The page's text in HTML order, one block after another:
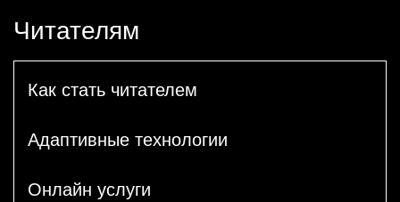
Читателям
Как стать читателем
Адаптивные технологии
Онлайн услуги